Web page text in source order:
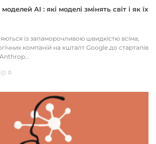
AI : які моделі змінять світ і як їх
із запаморочливою швидкістю всіма,
компаній на кшталт Google до стартапів
0